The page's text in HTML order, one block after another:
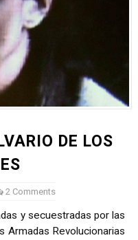
DE LOS
2 Comments
y secuestradas por las
Armadas Revolucionarias